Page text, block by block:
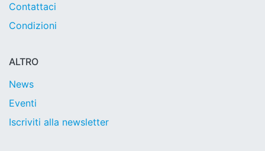
Contattaci
Condizioni
ALTRO
News
Eventi
Iscriviti alla newsletter